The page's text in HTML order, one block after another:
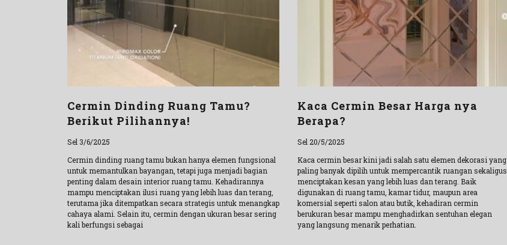
Cermin Dinding Ruang Tamu?
Berikut Pilihannya!
Sel 3/6/2025
Cermin dinding ruang tamu bukan hanya elemen fungsional
untuk memantulkan bayangan, tetapi juga menjadi bagian
penting dalam desain interior ruang tamu. Kehadirannya
mampu menciptakan ilusi ruang yang lebih luas dan terang,
terutama jika ditempatkan secara strategis untuk menangkap
cahaya alami. Selain itu, cermin dengan ukuran besar sering
kali berfungsi sebagai
Kaca Cermin Besar Harga nya
Berapa?
Sel 20/5/2025
Kaca cermin besar kini jadi salah satu elemen dekorasi yang
paling banyak dipilih untuk mempercantik ruangan sekaligus
menciptakan kesan yang lebih luas dan terang. Baik
digunakan di ruang tamu, kamar tidur, maupun area
komersial seperti salon atau butik, kehadiran cermin
berukuran besar mampu menghadirkan sentuhan elegan
yang langsung menarik perhatian.